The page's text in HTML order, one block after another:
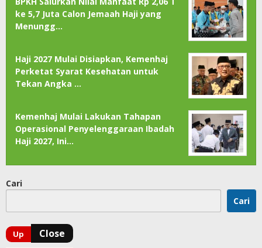
ke 5,7 Juta Calon Jemaah Haji yang
Menungg…
Haji 2027 Mulai Disiapkan, Kemenhaj
Perketat Syarat Kesehatan untuk
Tekan Angka …
Kemenhaj Mulai Lakukan Tahapan
Operasional Penyelenggaraan Ibadah
Haji 2027, Ini…
Cari
Cari